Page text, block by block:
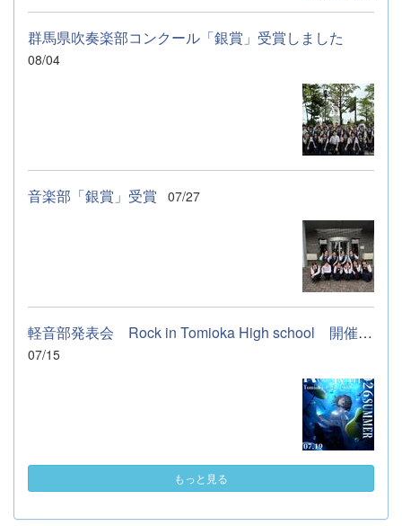
群馬県吹奏楽部コンクール「銀賞」受賞しました
08/04
音楽部「銀賞」受賞 07/27
軽音部発表会 Rock in Tomioka High school 開催します
07/15
もっと見る